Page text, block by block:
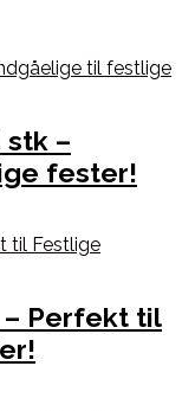
stk –
fester!
– Perfekt til